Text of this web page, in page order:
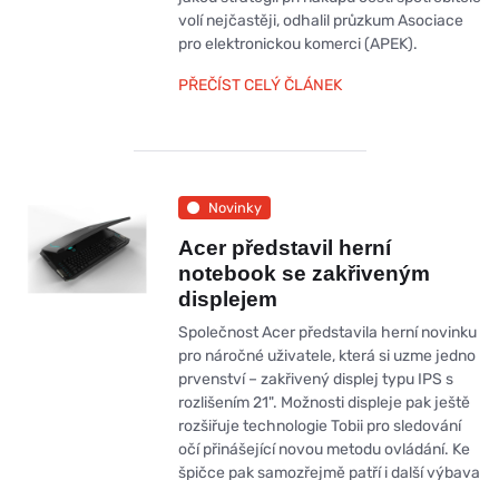
volí nejčastěji, odhalil průzkum Asociace
pro elektronickou komerci (APEK).
PŘEČÍST CELÝ ČLÁNEK
Novinky
Acer představil herní
notebook se zakřiveným
displejem
Společnost Acer představila herní novinku
pro náročné uživatele, která si uzme jedno
prvenství – zakřivený displej typu IPS s
rozlišením 21". Možnosti displeje pak ještě
rozšiřuje technologie Tobii pro sledování
očí přinášející novou metodu ovládání. Ke
špičce pak samozřejmě patří i další výbava